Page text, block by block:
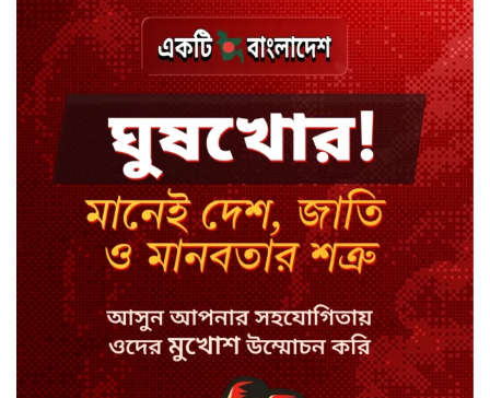
বিয়ে ভাঙার গুঞ্জনে মুখ খুললেন রণজয়
কেন লিভারপুল ছেড়ে তুরস্কের ক্লাবে
সালাহ
কপিল শর্মার অডিশনে বাদ পড়ার সেই
গল্প
যুক্তরাজ্যে সামাজিকমাধ্যমের কারফিউ
মানছে না কিশোররা